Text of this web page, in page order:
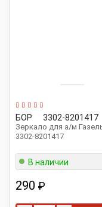
БОР 3302-8201417
Зеркало для а/м
3302-8201417
В наличии
290 ₽